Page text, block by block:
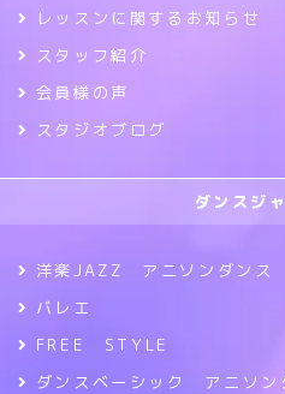
レッスンに関するお知らせ
スタッフ紹介
会員様の声
スタジオブログ
ダンスジ
洋楽JAZZ アニソンダンス
バレエ
FREE STYLE
ダンスベーシック アニソン